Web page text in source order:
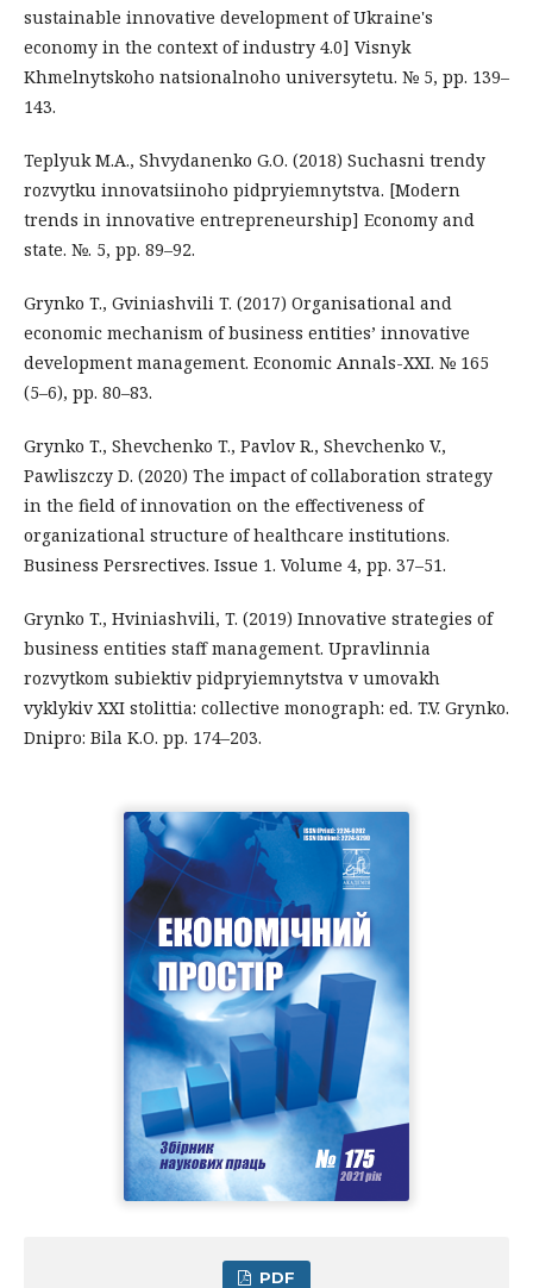
sustainable innovative development of Ukraine's
economy in the context of industry 4.0] Visnyk
Khmelnytskoho natsionalnoho universytetu. № 5, pp. 139–
143.
Teplyuk M.A., Shvydanenko G.O. (2018) Suchasni trendy
rozvytku innovatsiinoho pidpryiemnytstva. [Modern
trends in innovative entrepreneurship] Economy and
state. №. 5, pp. 89–92.
Grynko T., Gviniashvili T. (2017) Organisational and
economic mechanism of business entities’ innovative
development management. Economic Annals-ХХІ. № 165
(5–6), pp. 80–83.
Grynko T., Shevchenko T., Pavlov R., Shevchenko V.,
Pawliszczy D. (2020) The impact of collaboration strategy
in the field of innovation on the effectiveness of
organizational structure of healthcare institutions.
Business Persrectives. Issue 1. Volume 4, pp. 37–51.
Grynko T., Hviniashvili, T. (2019) Innovative strategies of
business entities staff management. Upravlinnia
rozvytkom subiektiv pidpryiemnytstva v umovakh
vyklykiv XXI stolittia: collective monograph: ed. T.V. Grynko.
Dnipro: Bila K.O. pp. 174–203.
PDF